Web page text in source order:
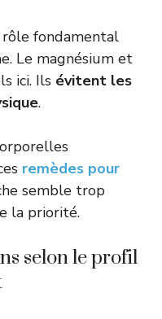
fondamental
Le magnésium et
ici. Ils évitent les
.
remèdes pour
semble trop
la priorité.
selon le profil